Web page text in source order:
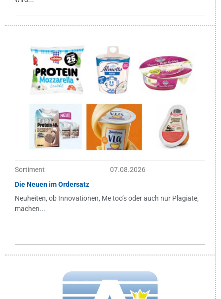
Sortiment
07.08.2026
Die Neuen im Ordersatz
Neuheiten, ob Innovationen, Me too’s oder auch nur Plagiate,
machen...